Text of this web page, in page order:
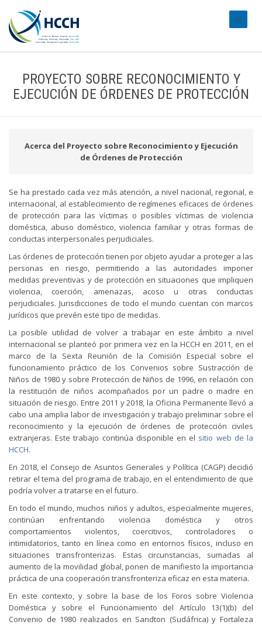
PROYECTO SOBRE RECONOCIMIENTO Y
EJECUCIÓN DE ÓRDENES DE PROTECCIÓN
Acerca del Proyecto sobre Reconocimiento y Ejecución
de Órdenes de Protección
Se ha prestado cada vez más atención, a nivel nacional, regional, e
internacional, al establecimiento de regímenes eficaces de órdenes
de protección para las víctimas o posibles víctimas de violencia
doméstica, abuso doméstico, violencia familiar y otras formas de
conductas interpersonales perjudiciales.
Las órdenes de protección tienen por objeto ayudar a proteger a las
personas en riesgo, permitiendo a las autoridades imponer
medidas preventivas y de protección en situaciones que impliquen
violencia, coerción, amenazas, acoso u otras conductas
perjudiciales. Jurisdicciones de todo el mundo cuentan con marcos
jurídicos que prevén este tipo de medidas.
La posible utilidad de volver a trabajar en este ámbito a nivel
internacional se planteó por primera vez en la HCCH en 2011, en el
marco de la Sexta Reunión de la Comisión Especial sobre el
funcionamiento práctico de los Convenios sobre Sustracción de
Niños de 1980 y sobre Protección de Niños de 1996, en relación con
la restitución de niños acompañados por un padre o madre en
situación de riesgo. Entre 2011 y 2018, la Oficina Permanente llevó a
cabo una amplia labor de investigación y trabajo preliminar sobre el
reconocimiento y la ejecución de órdenes de protección civiles
extranjeras. Este trabajo continúa disponible en el sitio web de la
HCCH.
En 2018, el Consejo de Asuntos Generales y Política (CAGP) decidió
retirar el tema del programa de trabajo, en el entendimiento de que
podría volver a tratarse en el futuro.
En todo el mundo, muchos niños y adultos, especialmente mujeres,
continúan enfrentando violencia doméstica y otros
comportamientos violentos, coercitivos, controladores o
intimidatorios, tanto en línea como en entornos físicos, incluso en
situaciones transfronterizas. Estas circunstancias, sumadas al
aumento de la movilidad global, ponen de manifiesto la importancia
práctica de una cooperación transfronteriza eficaz en esta materia.
En este contexto, y sobre la base de los Foros sobre Violencia
Doméstica y sobre el Funcionamiento del Artículo 13(1)(b) del
Convenio de 1980 realizados en Sandton (Sudáfrica) y Fortaleza